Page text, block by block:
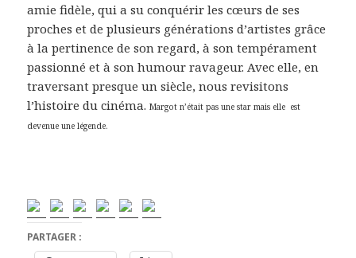
amie fidèle, qui a su conquérir les cœurs de ses
proches et de plusieurs générations d’artistes grâce
à la pertinence de son regard, à son tempérament
passionné et à son humour ravageur. Avec elle, en
traversant presque un siècle, nous revisitons
l’histoire du cinéma.Margot n’était pas une star mais elle est
devenue une légende.
PARTAGER :